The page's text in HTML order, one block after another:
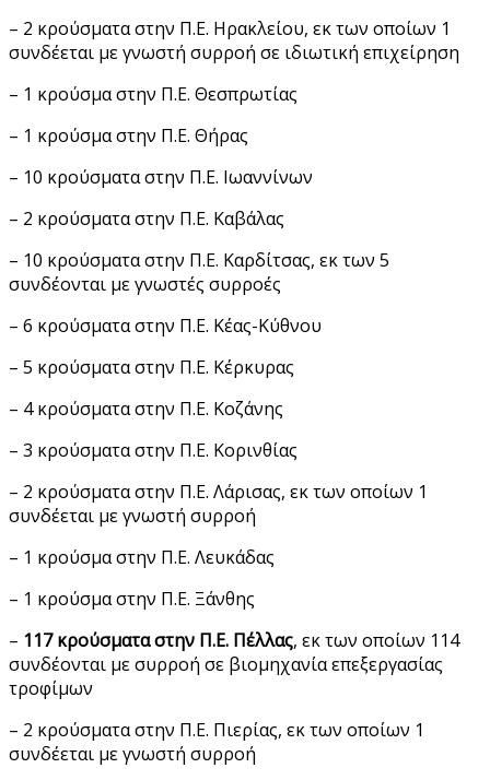
– 2 κρούσματα στην Π.Ε. Ηρακλείου, εκ των οποίων 1
συνδέεται με γνωστή συρροή σε ιδιωτική επιχείρηση
– 1 κρούσμα στην Π.Ε. Θεσπρωτίας
– 1 κρούσμα στην Π.Ε. Θήρας
– 10 κρούσματα στην Π.Ε. Ιωαννίνων
– 2 κρούσματα στην Π.Ε. Καβάλας
– 10 κρούσματα στην Π.Ε. Καρδίτσας, εκ των 5
συνδέονται με γνωστές συρροές
– 6 κρούσματα στην Π.Ε. Κέας-Κύθνου
– 5 κρούσματα στην Π.Ε. Κέρκυρας
– 4 κρούσματα στην Π.Ε. Κοζάνης
– 3 κρούσματα στην Π.Ε. Κορινθίας
– 2 κρούσματα στην Π.Ε. Λάρισας, εκ των οποίων 1
συνδέεται με γνωστή συρροή
– 1 κρούσμα στην Π.Ε. Λευκάδας
– 1 κρούσμα στην Π.Ε. Ξάνθης
– 117 κρούσματα στην Π.Ε. Πέλλας, εκ των οποίων 114
συνδέονται με συρροή σε βιομηχανία επεξεργασίας
τροφίμων
– 2 κρούσματα στην Π.Ε. Πιερίας, εκ των οποίων 1
συνδέεται με γνωστή συρροή